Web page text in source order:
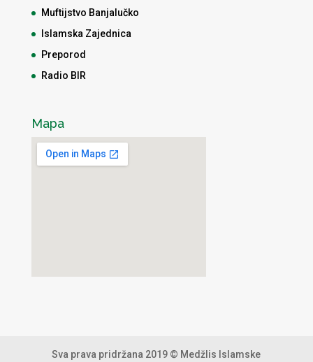
Muftijstvo Banjalučko
Islamska Zajednica
Preporod
Radio BIR
Mapa
Sva prava pridržana 2019 © Medžlis Islamske